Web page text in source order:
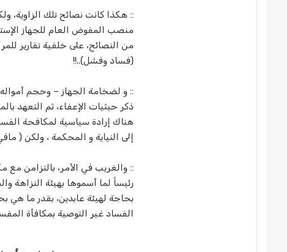
:: هكذا كانت نصائح تلك
من النصائح، على خلفية تقارير
(فساد وفشل)..!!
:: و لضخامة الجهاز – وحجم
ذكر حيثيات الإعفاء، ثم التعهد
هناك إرادة سياسية لمكافحة
إلى النياية و المحكمة ، ولكن (
:: والغريب في الأمر، بالتزامن مع
رئيساً لما أسموها بهيئة النزاهة
بحاجة لهيئة عابدين، بقدر ما هي
الفساد غير التوصية بمكافأة